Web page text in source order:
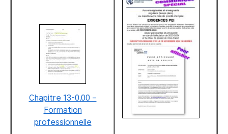
Chapitre 13-0.00 –
Formation
professionnelle